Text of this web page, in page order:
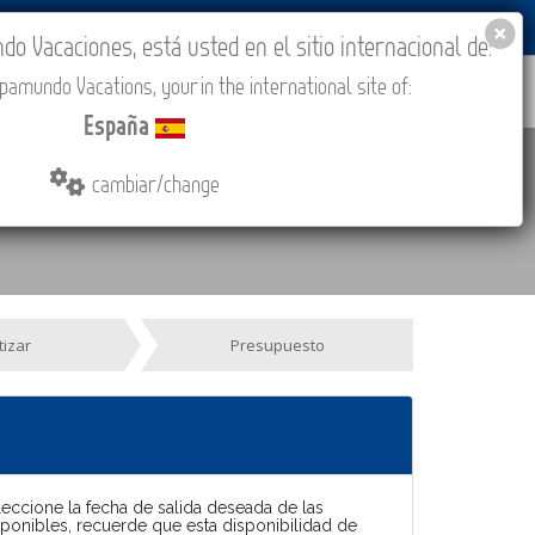
COMPRAR CONTACTO MÁS
Presupuesto
la fecha de salida deseada de las
recuerde que esta disponibilidad de
Vacaciones, está usted en el sitio internacional de:
Vacations, your in the international site of:
España
cambiar/change